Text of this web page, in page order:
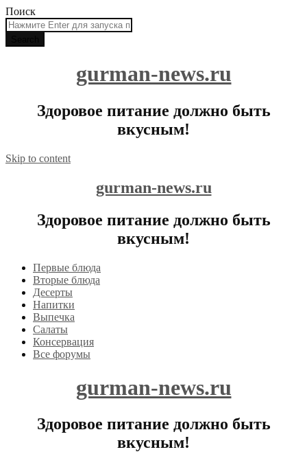
Поиск
gurman-news.ru
Здоровое питание должно быть
вкусным!
Skip to content
gurman-news.ru
Здоровое питание должно быть
вкусным!
Первые блюда
Вторые блюда
Десерты
Напитки
Выпечка
Салаты
Консервация
Все форумы
gurman-news.ru
Здоровое питание должно быть
вкусным!